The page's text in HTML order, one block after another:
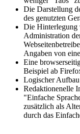
Die Darstellung
des genutzten
Die Hinterlegung
Administration
Angaben von
Eine
Beispiel ab
Logischer
Redaktionenelle
"Einfache
zusätzlich als
durch das